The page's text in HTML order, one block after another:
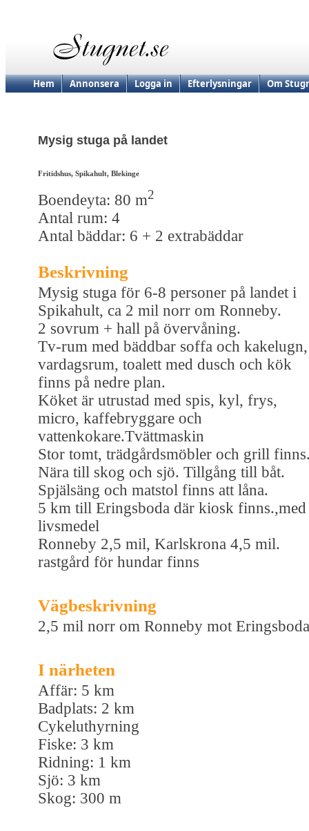
Hem Annonsera Logga in Efterlysningar Om
Mysig stuga på landet
Fritidshus, Spikahult, Blekinge
Boendeyta: 80 m2
Antal rum: 4
Antal bäddar: 6 + 2 extrabäddar
Beskrivning
Mysig stuga för 6-8 personer på landet i
Spikahult, ca 2 mil norr om Ronneby.
2 sovrum + hall på övervåning.
Tv-rum med bäddbar soffa och kakelugn,
vardagsrum, toalett med dusch och kök
finns på nedre plan.
Köket är utrustad med spis, kyl, frys,
micro, kaffebryggare och
vattenkokare.Tvättmaskin
Stor tomt, trädgårdsmöbler och grill
Nära till skog och sjö. Tillgång till båt.
Spjälsäng och matstol finns att låna.
5 km till Eringsboda där kiosk finns.,med
livsmedel
Ronneby 2,5 mil, Karlskrona 4,5 mil.
rastgård för hundar finns
Vägbeskrivning
2,5 mil norr om Ronneby mot
I närheten
Affär: 5 km
Badplats: 2 km
Cykeluthyrning
Fiske: 3 km
Ridning: 1 km
Sjö: 3 km
Skog: 300 m